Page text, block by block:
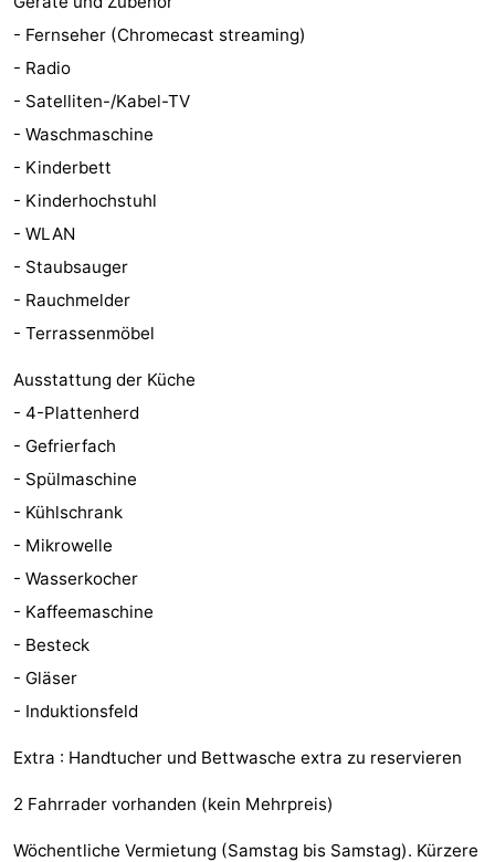
Zentren
Dörfer
Städte
Führungen
-
Schwimmbader
Radfahren
-
Wandern
-
Golfplatze
-
Sportangeln
Essen
trinken
-
- Fernseher (Chromecast streaming)
- Radio
- Satelliten-/Kabel-TV
- Waschmaschine
- Kinderbett
- Kinderhochstuhl
- WLAN
- Staubsauger
- Rauchmelder
- Terrassenmöbel
Ausstattung der Küche
- 4-Plattenherd
- Gefrierfach
- Spülmaschine
- Kühlschrank
- Mikrowelle
- Wasserkocher
- Kaffeemaschine
- Besteck
- Gläser
- Induktionsfeld
Extra : Handtucher und Bettwasche extra zu reservieren
2 Fahrrader vorhanden (kein Mehrpreis)
Wöchentliche Vermietung (Samstag bis Samstag). Kürzere